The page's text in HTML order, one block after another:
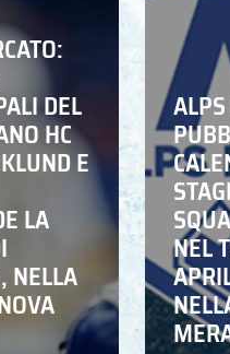
DEL
HC
E
LA
NELLA
NEL